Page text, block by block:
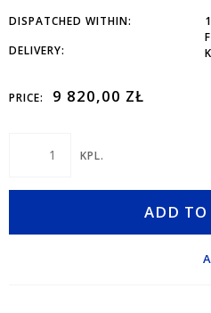
DISPATCHED WITHIN:
DELIVERY:
PRICE:
9 820,00 ZŁ
KPL.
ADD TO